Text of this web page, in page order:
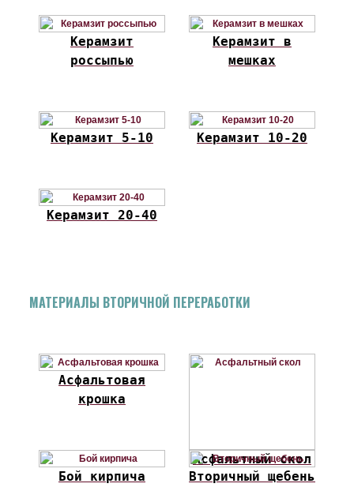
Керамзит
россыпью
Керамзит в
мешках
Керамзит 5-10 Керамзит 10-20
Керамзит 20-40
МАТЕРИАЛЫ ВТОРИЧНОЙ ПЕРЕРАБОТКИ
Асфальтовая
крошка
Асфальтный скол
Бой кирпича
Вторичный щебень